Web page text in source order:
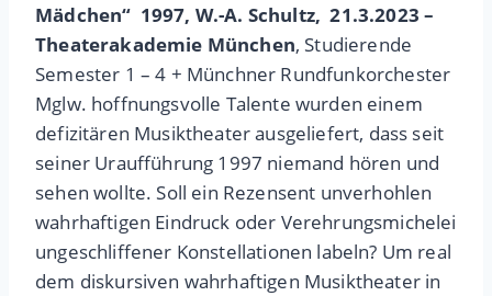
Mädchen“ 1997, W.-A. Schultz, 21.3.2023 –
Theaterakademie München, Studierende
Semester 1 – 4 + Münchner Rundfunkorchester
Mglw. hoffnungsvolle Talente wurden einem
defizitären Musiktheater ausgeliefert, dass seit
seiner Uraufführung 1997 niemand hören und
sehen wollte. Soll ein Rezensent unverhohlen
wahrhaftigen Eindruck oder Verehrungsmichelei
ungeschliffener Konstellationen labeln? Um real
dem diskursiven wahrhaftigen Musiktheater in